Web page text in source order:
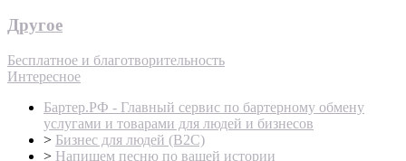
Другое
Бесплатное и благотворительность
Интересное
Бартер.РФ - Главный сервис по бартерному обмену
услугами и товарами для людей и бизнесов
> Бизнес для людей (B2C)
> Напишем песню по вашей истории